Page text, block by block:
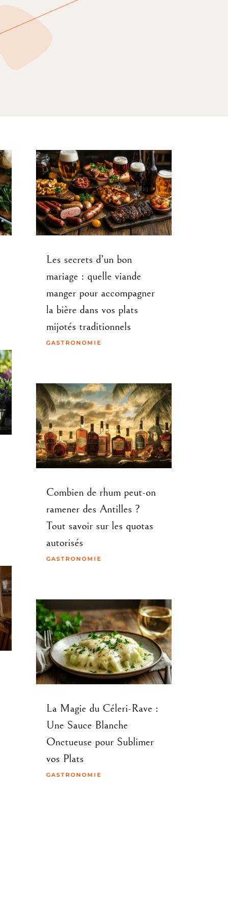
Les secrets d’un bon
mariage : quelle viande
manger pour accompagner
la bière dans vos plats
mijotés traditionnels
GASTRONOMIE
Combien de rhum peut-on
ramener des Antilles ?
Tout savoir sur les quotas
autorisés
GASTRONOMIE
La Magie du Céleri-Rave :
Une Sauce Blanche
Onctueuse pour Sublimer
vos Plats
GASTRONOMIE